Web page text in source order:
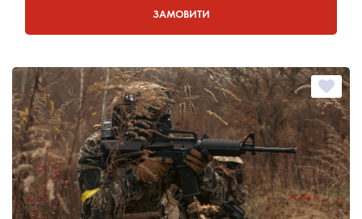
ЗАМОВИТИ